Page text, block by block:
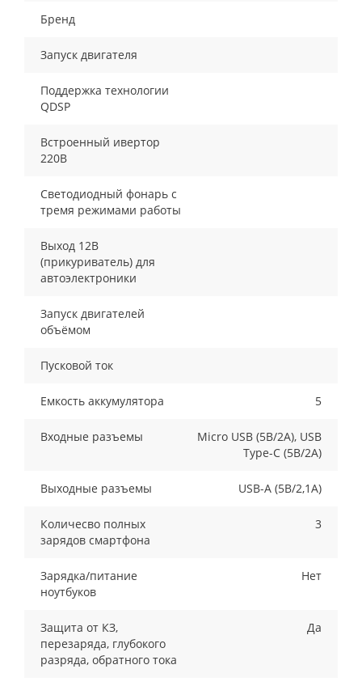
Бренд
Запуск двигателя
Поддержка технологии
QDSP
Встроенный ивертор
220В
Светодиодный фонарь с
тремя режимами работы
Выход 12В
(прикуриватель) для
автоэлектроники
Запуск двигателей
объёмом
Пусковой ток
Емкость аккумулятора 5
Входные разъемы
Micro USB (5В/2А), USB
Type-C (5В/2А)
Выходные разъемы USB-A (5В/2,1А)
Количесво полных
зарядов смартфона
3
Зарядка/питание
ноутбуков
Нет
Защита от КЗ,
перезаряда, глубокого
разряда, обратного тока
Да